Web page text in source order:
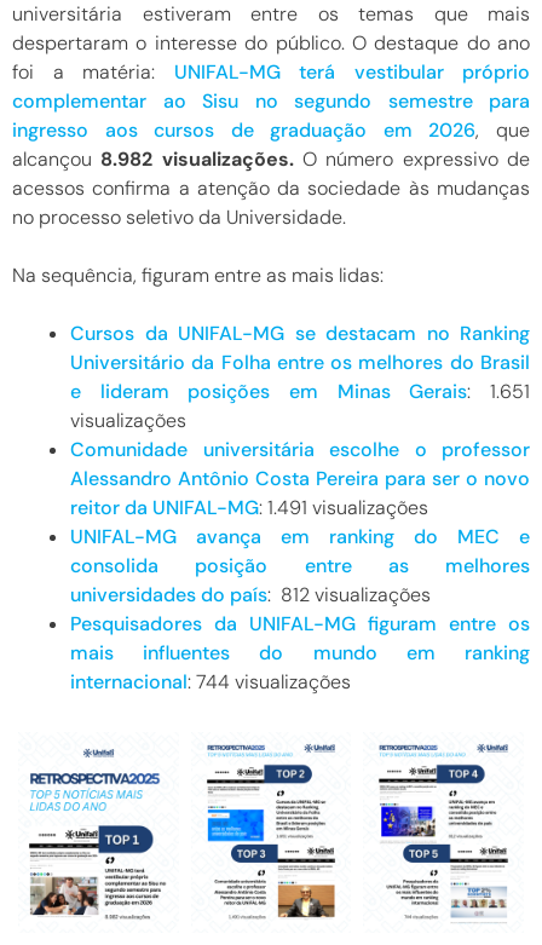
universitária estiveram entre os temas que mais
despertaram o interesse do público. O destaque do ano
foi a matéria: UNIFAL-MG terá vestibular próprio
complementar ao Sisu no segundo semestre para
ingresso aos cursos de graduação em 2026, que
alcançou 8.982 visualizações.O número expressivo de
acessos confirma a atenção da sociedade às mudanças
no processo seletivo da Universidade.
Na sequência, figuram entre as mais lidas:
Cursos da UNIFAL-MG se destacam no Ranking
Universitário da Folha entre os melhores do Brasil
e lideram posições em Minas Gerais:1.651
visualizações
Comunidade universitária escolhe o professor
Alessandro Antônio Costa Pereira para ser o novo
reitor da UNIFAL-MG: 1.491 visualizações
UNIFAL-MG avança em ranking do MEC e
consolida posição entre as melhores
universidades do país: 812 visualizações
Pesquisadores da UNIFAL-MG figuram entre os
mais influentes do mundo em ranking
internacional: 744 visualizações